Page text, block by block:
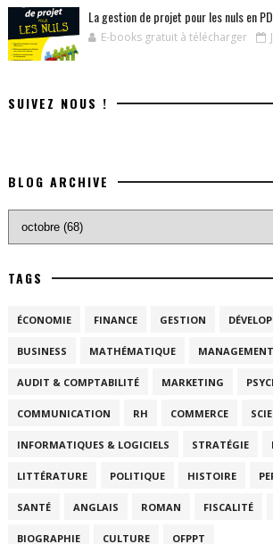
La gestion de projet pour les nuls en
E-books gratuit à télécharger
SUIVEZ NOUS !
BLOG ARCHIVE
TAGS
ÉCONOMIE FINANCE GESTION
BUSINESS MATHÉMATIQUE MANAGEMENT
AUDIT & COMPTABILITÉ MARKETING
COMMUNICATION RH COMMERCE
INFORMATIQUES & LOGICIELS STRATÉGIE
LITTÉRATURE POLITIQUE HISTOIRE
SANTÉ ANGLAIS ROMAN FISCALITÉ
BIOGRAPHIE CULTURE OFPPT